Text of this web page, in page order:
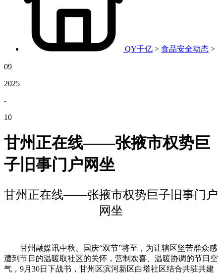
QY千亿 > 食品安全动态 >
09
2025
-
10
甘州正在线——张掖市权势巨
子旧事门户网坐
甘州正在线——张掖市权势巨子旧事门户
网坐
甘州融媒讯中秋、国庆“双节”将至，为让辖区坚苦群众感
遭到节日的温暖取社区的关怀，营制欢喜、温暖协调的节日空
气，9月30日下战书，甘州区滨河新区白塔社区结合共驻共建